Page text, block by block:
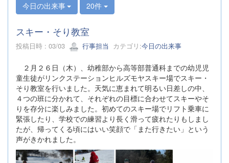
今日の出来事 20件
スキー・そり教室
投稿日時 : 03/03 行事担当 カテゴリ:今日の出来事
２月２６日（木）、幼稚部から高等部普通科までの幼児児
童生徒がリンクステーションヒルズモヤスキー場でスキー・
そり教室を行いました。天気に恵まれて明るい日差しの中、
４つの班に分かれて、それぞれの目標に合わせてスキーやそ
りを存分に楽しみました。初めてのスキー場でリフト乗車に
緊張したり、学校での練習より長く滑って疲れたりもしまし
たが、帰ってくる頃にはいい笑顔で「また行きたい」という
声がきかれました。